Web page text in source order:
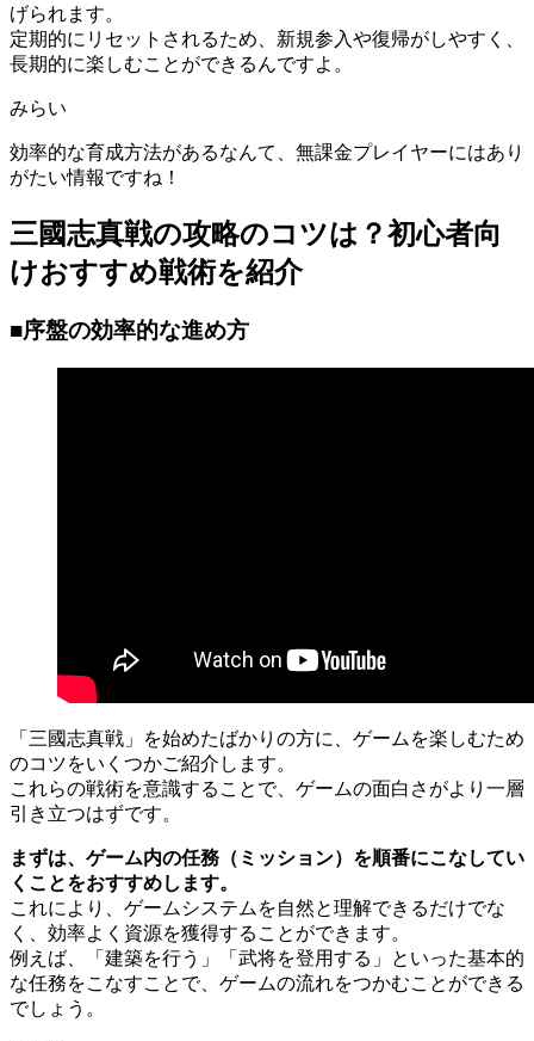
げられます。
定期的にリセットされるため、新規参入や復帰がしやすく、
長期的に楽しむことができるんですよ。
みらい
効率的な育成方法があるなんて、無課金プレイヤーにはあり
がたい情報ですね！
三國志真戦の攻略のコツは？初心者向
けおすすめ戦術を紹介
■序盤の効率的な進め方
「三國志真戦」を始めたばかりの方に、ゲームを楽しむため
のコツをいくつかご紹介します。
これらの戦術を意識することで、ゲームの面白さがより一層
引き立つはずです。
まずは、ゲーム内の任務（ミッション）を順番にこなしてい
くことをおすすめします。
これにより、ゲームシステムを自然と理解できるだけでな
く、効率よく資源を獲得することができます。
例えば、「建築を行う」「武将を登用する」といった基本的
な任務をこなすことで、ゲームの流れをつかむことができる
でしょう。